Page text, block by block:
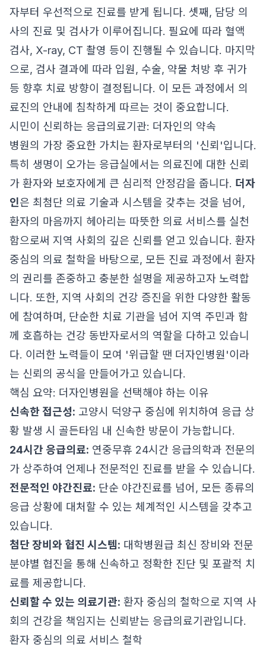
자부터 우선적으로 진료를 받게 됩니다. 셋째, 담당 의
사의 진료 및 검사가 이루어집니다. 필요에 따라 혈액
검사, X-ray, CT 촬영 등이 진행될 수 있습니다. 마지막
으로, 검사 결과에 따라 입원, 수술, 약물 처방 후 귀가
등 향후 치료 방향이 결정됩니다. 이 모든 과정에서 의
료진의 안내에 침착하게 따르는 것이 중요합니다.
시민이 신뢰하는 응급의료기관: 더자인의 약속
병원의 가장 중요한 가치는 환자로부터의 '신뢰'입니다.
특히 생명이 오가는 응급실에서는 의료진에 대한 신뢰
가 환자와 보호자에게 큰 심리적 안정감을 줍니다. 더자
인은 최첨단 의료 기술과 시스템을 갖추는 것을 넘어,
환자의 마음까지 헤아리는 따뜻한 의료 서비스를 실천
함으로써 지역 사회의 깊은 신뢰를 얻고 있습니다. 환자
중심의 의료 철학을 바탕으로, 모든 진료 과정에서 환자
의 권리를 존중하고 충분한 설명을 제공하고자 노력합
니다. 또한, 지역 사회의 건강 증진을 위한 다양한 활동
에 참여하며, 단순한 치료 기관을 넘어 지역 주민과 함
께 호흡하는 건강 동반자로서의 역할을 다하고 있습니
다. 이러한 노력들이 모여 '위급할 땐 더자인병원'이라
는 신뢰의 공식을 만들어가고 있습니다.
핵심 요약: 더자인병원을 선택해야 하는 이유
신속한 접근성: 고양시 덕양구 중심에 위치하여 응급 상
황 발생 시 골든타임 내 신속한 방문이 가능합니다.
24시간 응급의료: 연중무휴 24시간 응급의학과 전문의
가 상주하여 언제나 전문적인 진료를 받을 수 있습니다.
전문적인 야간진료: 단순 야간진료를 넘어, 모든 종류의
응급 상황에 대처할 수 있는 체계적인 시스템을 갖추고
있습니다.
첨단 장비와 협진 시스템: 대학병원급 최신 장비와 전문
분야별 협진을 통해 신속하고 정확한 진단 및 포괄적 치
료를 제공합니다.
신뢰할 수 있는 의료기관: 환자 중심의 철학으로 지역 사
회의 건강을 책임지는 신뢰받는 응급의료기관입니다.
환자 중심의 의료 서비스 철학